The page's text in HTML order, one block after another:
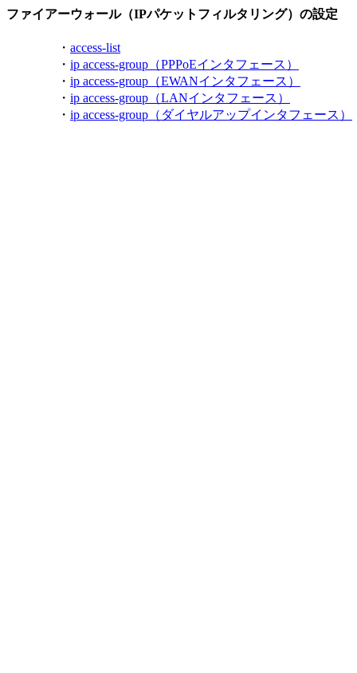
ファイアーウォール（IPパケットフィルタリング）の設定
・ access-list
・ ip access-group（PPPoEインタフェース）
・ ip access-group（EWANインタフェース）
・ ip access-group（LANインタフェース）
・ ip access-group（ダイヤルアップインタフェース）